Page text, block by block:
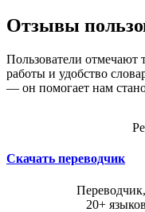
Отзывы
Пользователи отмечают
работы и удобство
— он помогает нам
Скачать переводчик
20+